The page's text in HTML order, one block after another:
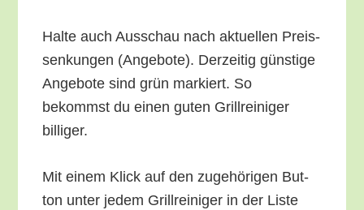
Hal­te auch Aus­schau nach aktu­el­len Preis­
sen­kun­gen (Ange­bo­te). Der­zei­tig güns­ti­ge
Ange­bo­te sind grün mar­kiert. So
bekommst du einen guten Grill­rei­ni­ger
billiger.
Mit einem Klick auf den zuge­hö­ri­gen But­
ton unter jedem Grill­rei­ni­ger in der Lis­te